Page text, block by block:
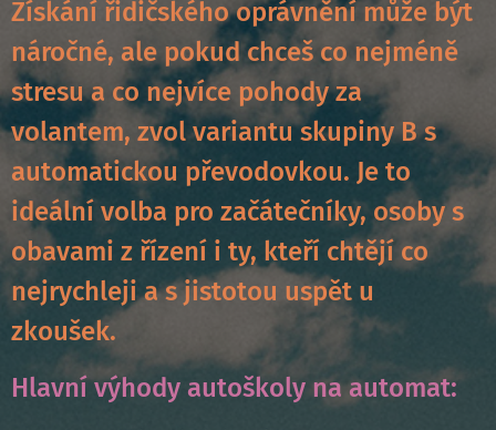
Získání řidičského oprávnění může být
náročné, ale pokud chceš co nejméně
stresu a co nejvíce pohody za
volantem, zvol variantu skupiny B s
automatickou převodovkou. Je to
ideální volba pro začátečníky, osoby s
obavami z řízení i ty, kteří chtějí co
nejrychleji a s jistotou uspět u
zkoušek.
Hlavní výhody autoškoly na automat: